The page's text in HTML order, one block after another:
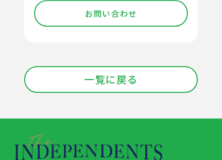
お問い合わせ
一覧に戻る